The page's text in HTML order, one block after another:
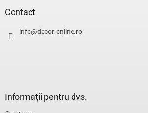
Contact
info@decor-online.ro
Informații pentru dvs.